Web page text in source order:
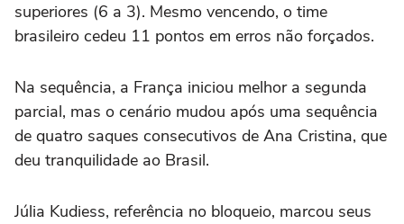
superiores (6 a 3). Mesmo vencendo, o time
brasileiro cedeu 11 pontos em erros não forçados.
Na sequência, a França iniciou melhor a segunda
parcial, mas o cenário mudou após uma sequência
de quatro saques consecutivos de Ana Cristina, que
deu tranquilidade ao Brasil.
Júlia Kudiess, referência no bloqueio, marcou seus